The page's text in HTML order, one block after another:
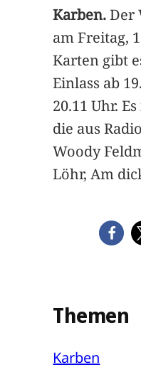
Karben.Der
am Freitag,
Karten gibt
Einlass ab
20.11 Uhr.
die aus
Woody
Löhr, Am
Themen
Karben